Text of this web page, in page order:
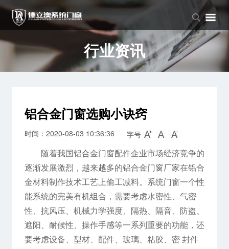
品牌中心
品牌介绍
企业文化
产品中心
窗系列
门系列
新闻中心
公司新闻
行业资讯
行业资讯
铝合金门窗选购小诀窍
时间：2020-08-03 10:36:36 字号
随着我国铝合金门窗配件企业市场经济竞争的
逐渐发展激烈，越来越多的铝合金门窗厂家在铝合
金材料制作技术工艺上偷工减料。系统门窗一个性
能系统的完美有机组合，需要考虑水密性、气密
性、抗风压、机械力学强度、隔热、隔音、防盗、
遮阳、耐候性、操作手感等一系列重要的功能，还
要考虑设备、型材、配件、玻璃、粘胶、密 封件